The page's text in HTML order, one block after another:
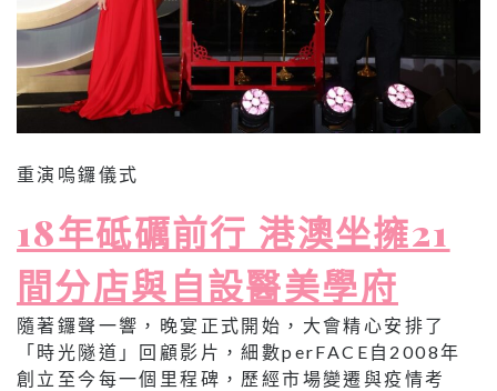
重演嗚鑼儀式
18年砥礪前行 港澳坐擁21
間分店與自設醫美學府
隨著鑼聲一響，晚宴正式開始，大會精心安排了
「時光隧道」回顧影片，細數perFACE自2008年
創立至今每一個里程碑，歷經市場變遷與疫情考